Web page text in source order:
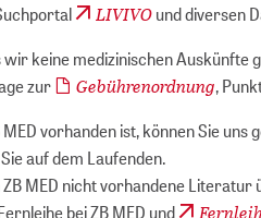
LIVIVOund diversen
wir keine medizinischen
zur
Gebührenordnung,
vorhanden ist, können Sie uns
auf dem Laufenden.
MED nicht vorhandene
bei ZB MED und